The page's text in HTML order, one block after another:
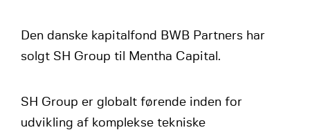
Den danske kapitalfond BWB Partners har
solgt SH Group til Mentha Capital.
SH Group er globalt førende inden for
udvikling af komplekse tekniske